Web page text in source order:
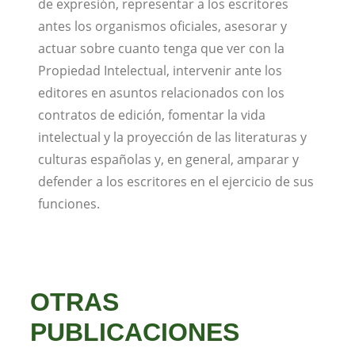
de expresión, representar a los escritores
antes los organismos oficiales, asesorar y
actuar sobre cuanto tenga que ver con la
Propiedad Intelectual, intervenir ante los
editores en asuntos relacionados con los
contratos de edición, fomentar la vida
intelectual y la proyección de las literaturas y
culturas españolas y, en general, amparar y
defender a los escritores en el ejercicio de sus
funciones.
OTRAS
PUBLICACIONES